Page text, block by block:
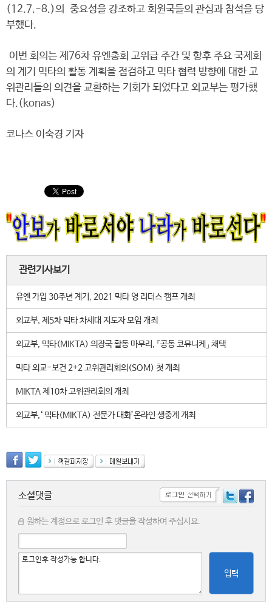
(12.7.-8.)의 중요성을 강조하고 회원국들의 관심과 참석을 당
부했다.
이번 회의는 제76차 유엔총회 고위급 주간 및 향후 주요 국제회
의 계기 믹타의 활동 계획을 점검하고 믹타 협력 방향에 대한 고
위관리들의 의견을 교환하는 기회가 되었다고 외교부는 평가했
다.(konas)
코나스 이숙경 기자
관련기사보기
유엔 가입 30주년 계기, 2021 믹타 영 리더스 캠프 개최
외교부, 제5차 믹타 차세대 지도자 모임 개최
외교부, 믹타(MIKTA) 의장국 활동 마무리, 「공동 코뮤니케」 채택
믹타 외교-보건 2+2 고위관리회의(SOM) 첫 개최
MIKTA 제10차 고위관리회의 개최
외교부,‘ 믹타(MIKTA) 전문가 대화’온라인 생중계 개최
소셜댓글
원하는 계정으로 로그인 후 댓글을 작성하여 주십시요.
입력